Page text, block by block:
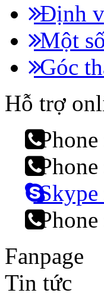
Định
Một
Góc
Hỗ trợ
Phone
Phone
Skype
Phone
Fanpage
Tin tức